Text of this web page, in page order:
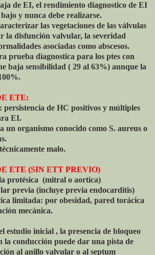
de EI, el rendimiento diagnostico de EI
y nunca debe realizarse.
las vegetaciones de las válvulas
la disfunción valvular, la severidad
asociadas como abscesos.
prueba diagnostica para los ptes con
baja sensibilidad ( 29 al 63%) aunque la
ETE:
persistencia de HC positivos y múltiples
EI.
un organismo conocido como S. aureus o
malo.
ETE (SIN ETT PREVIO)
protésica (mitral o aortica)
previa (incluye previa endocarditis)
limitada: por obesidad, pared torácica
mecánica.
estudio inicial , la presencia de bloqueo
la conducción puede dar una pista de
al anillo valvular o al septum